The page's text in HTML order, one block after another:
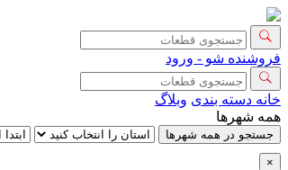
فروشنده شو - ورود
خانه دسته بندی وبلاگ
همه شهرها
جستجو در همه شهرها
×